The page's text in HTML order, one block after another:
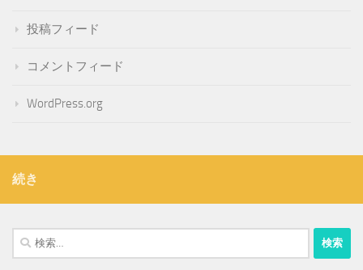
投稿フィード
コメントフィード
WordPress.org
続き
検
索: